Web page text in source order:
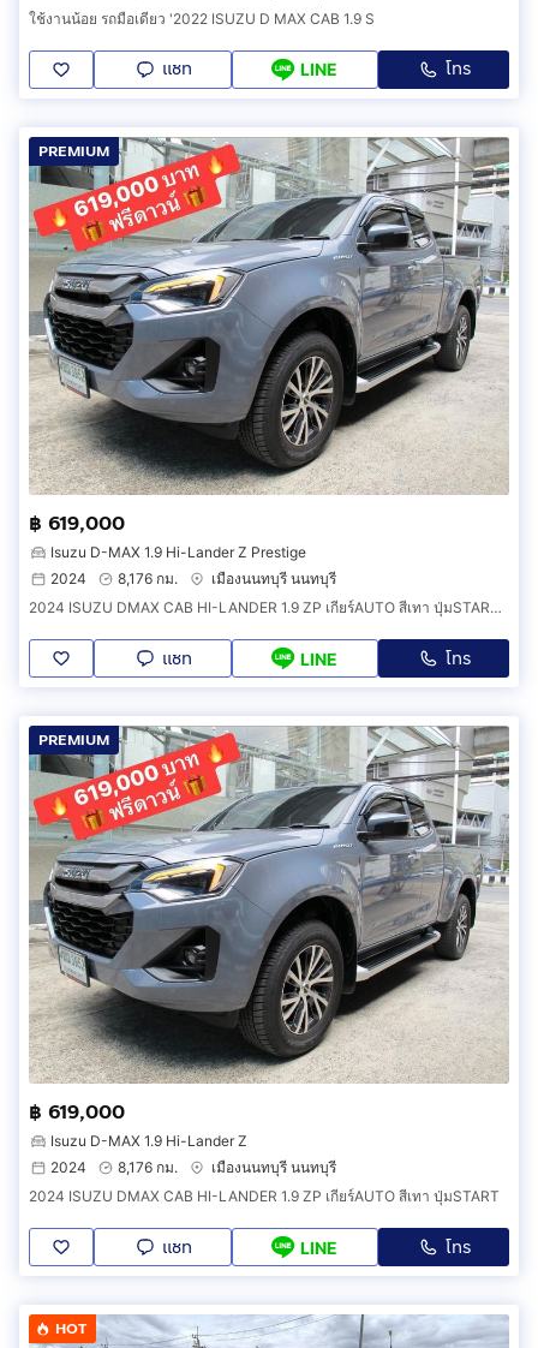
ใช้งานน้อย รถมือเดียว '2022 ISUZU D MAX CAB 1.9 S
แชท LINE โทร
PREMIUM
฿ 619,000
Isuzu D-MAX 1.9 Hi-Lander Z Prestige
2024
8,176 กม.
เมืองนนทบุรี นนทบุรี
2024 ISUZU DMAX CAB HI-LANDER 1.9 ZP เกียร์AUTO สีเทา ปุ่มSTART แอร์ดิจิตอล DVD
แชท LINE โทร
PREMIUM
฿ 619,000
Isuzu D-MAX 1.9 Hi-Lander Z
2024
8,176 กม.
เมืองนนทบุรี นนทบุรี
2024 ISUZU DMAX CAB HI-LANDER 1.9 ZP เกียร์AUTO สีเทา ปุ่มSTART
แชท LINE โทร
HOT